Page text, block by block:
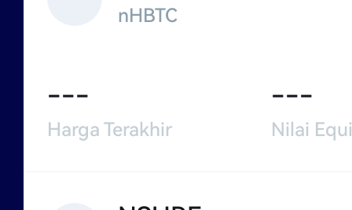
nHBTC
---
Harga Terakhir
---
Nilai